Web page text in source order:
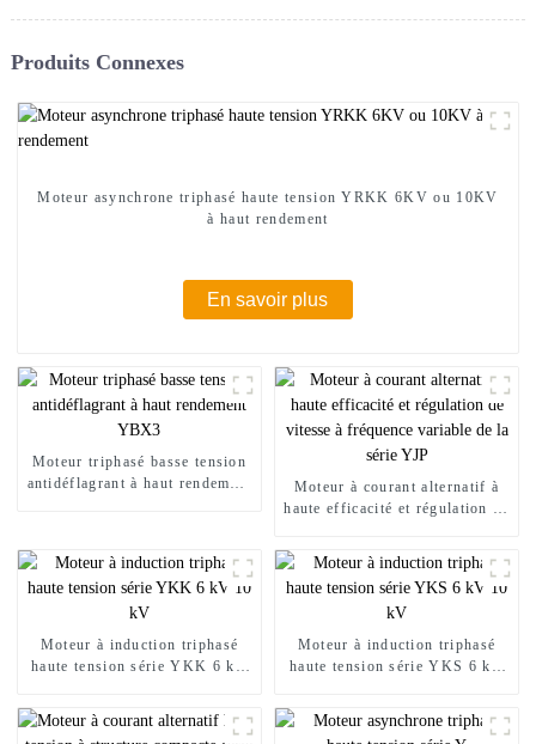
Produits Connexes
Moteur asynchrone triphasé haute tension YRKK 6KV ou 10KV
à haut rendement
En savoir plus
Moteur triphasé basse tension
antidéflagrant à haut rendement
Moteur à courant alternatif à
haute efficacité et régulation de
Moteur à induction triphasé
haute tension série YKK 6 kV
Moteur à induction triphasé
haute tension série YKS 6 kV